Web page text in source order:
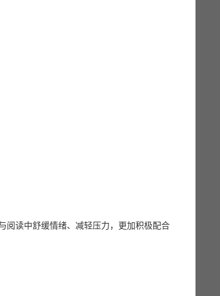
阅读中舒缓情绪、减轻压力，更加积极配合